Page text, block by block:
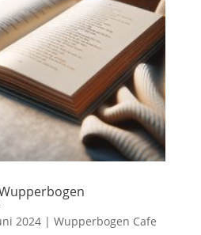
2024| Wupperbogen Cafe